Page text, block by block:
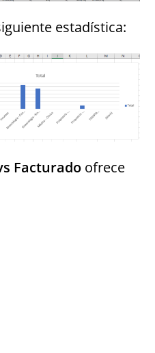
estadística:
Facturado ofrece